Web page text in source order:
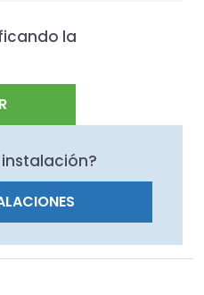
la